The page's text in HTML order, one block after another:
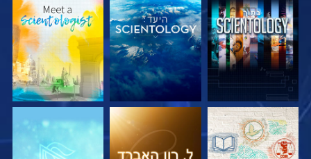
בדוק את הסדרה בדוק את הסדרה בדוק את הסדרה